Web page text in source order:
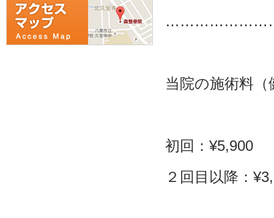
当院の施術料
初回： ¥5,900
２回目以降：